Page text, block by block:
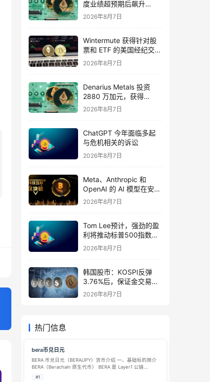
度业绩超预期后飙升
16%，华尔街将目标价上
2026年8月7日
Wintermute 获得针对股
票和 ETF 的美国经纪交易
商资格
2026年8月7日
Denarius Metals 投资
2880 万加元，获得
Copper Giant Resources
2026年8月7日
ChatGPT 今年面临多起
与危机相关的诉讼
2026年8月7日
Meta、Anthropic 和
OpenAI 的 AI 模型在安全
测试期间入侵外部组织
2026年8月7日
Tom Lee预计，强劲的盈
利将推动标普500指数在
8月前升至8,000点
2026年8月7日
韩国股市：KOSPI反弹
3.76%后，保证金交易激
增1万亿韩元
2026年8月7日
热门信息
bera币兑日元
BERA 币兑日元（BERA/JPY）货币介绍 一、基础标的简介
BERA（Berachain 原生代币） BERA 是 Layer1 公链
Berachain 的原生通证，公链采用流动性证明（PoL）共
#1